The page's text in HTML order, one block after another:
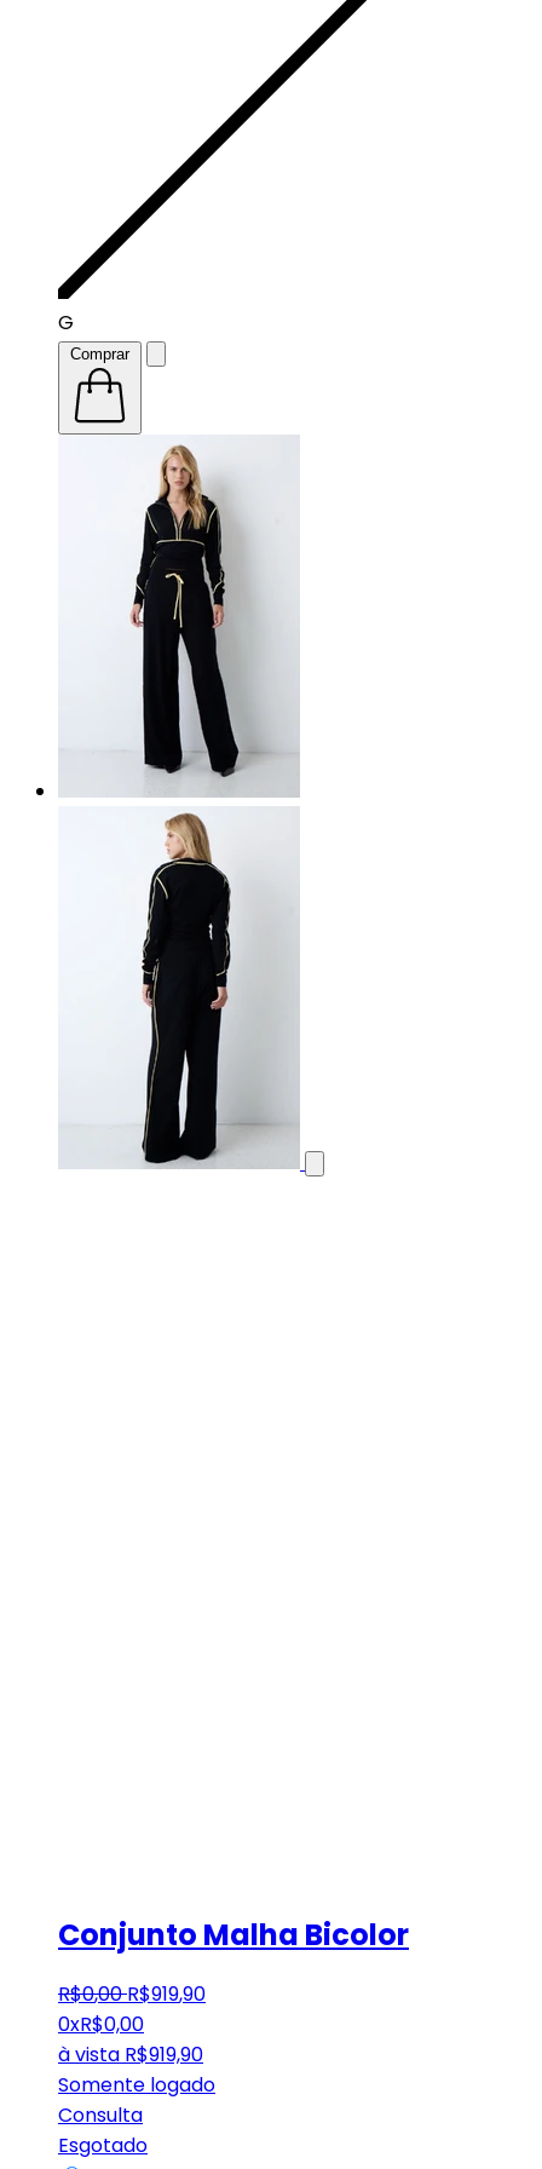
G
Comprar
Conjunto Malha Bicolor
R$0,00 R$919,90
0xR$0,00
à vista R$919,90
Somente logado
Consulta
Esgotado